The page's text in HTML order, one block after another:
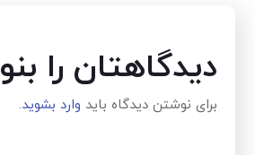
دیدگاهتان را
برای نوشتن دیدگاه باید وارد بشوید.